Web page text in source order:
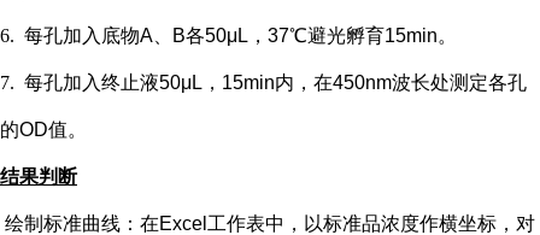
6. 每孔加入底物A、B各50μL，37℃避光孵育15min。
7. 每孔加入终止液50μL，15min内，在450nm波长处测定各孔
的OD值。
结果判断
绘制标准曲线：在Excel工作表中，以标准品浓度作横坐标，对